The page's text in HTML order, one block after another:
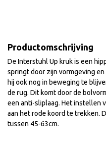
Productomschrijving
De Interstuhl Up kruk is een
springt door zijn vormgeving
hij ook nog in beweging te
de rug. Dit komt door de
een anti-sliplaag. Het instellen
aan het rode koord te trekken.
tussen 45-63cm.